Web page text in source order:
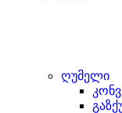
ღუმელი